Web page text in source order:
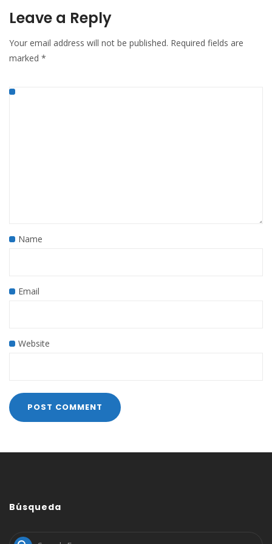
Leave a Reply
Your email address will not be published. Required fields are
marked *
Name
Email
Website
Búsqueda